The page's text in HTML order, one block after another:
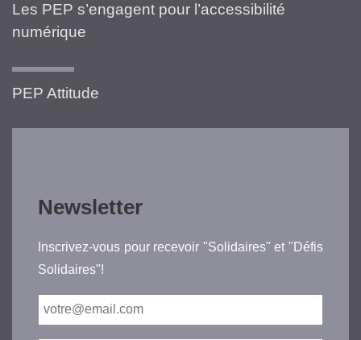
Les PEP s’engagent pour l’accessibilité
numérique
PEP Attitude
Newsletter
Inscrivez-vous pour recevoir "Solidaires" et "Défis
Solidaires"!